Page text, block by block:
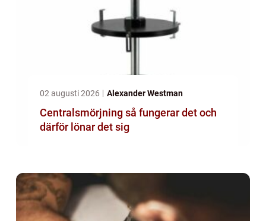
02 augusti 2026 Alexander Westman
Centralsmörjning så fungerar det och
därför lönar det sig